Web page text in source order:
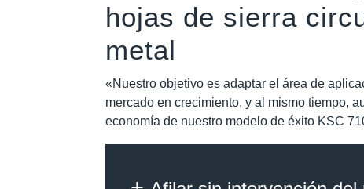
hojas de sierra
metal
«Nuestro objetivo es adaptar el área de
mercado en crecimiento, y al mismo tiempo,
economía de nuestro modelo de éxito KSC